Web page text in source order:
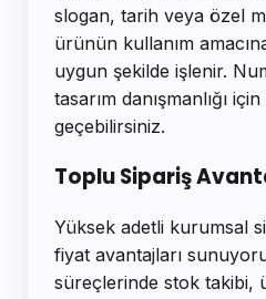
slogan, tarih veya özel
ürünün kullanım
uygun şekilde işlenir.
tasarım danışmanlığı
geçebilirsiniz.
Toplu Sipariş
Yüksek adetli kurumsal
fiyat avantajları
süreçlerinde stok takibi,